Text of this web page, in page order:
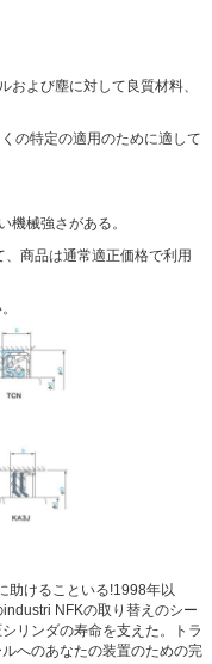
および塵に対して良質材料、
の特定の適用のために適して
機械強さがある。
商品は通常適正価格で利用
助けることいる!1998年以
NFKの取り替えのシー
リンダの寿命を支えた。トラ
へのあなたの装置のための完